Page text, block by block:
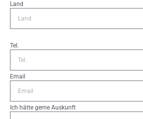
Land
Tel.
Email
Ich hätte gerne Auskunft